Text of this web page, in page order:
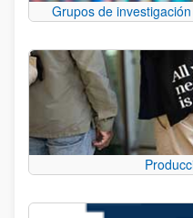
Grupos de